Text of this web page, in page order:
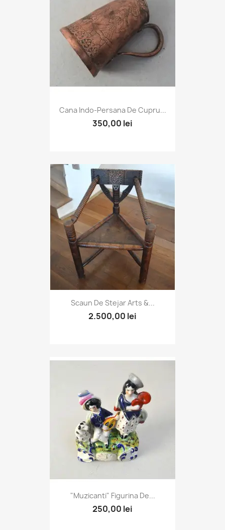
Cana Indo-Persana De Cupru...
350,00 lei
Scaun De Stejar Arts &...
2.500,00 lei
"Muzicanti" Figurina De...
250,00 lei